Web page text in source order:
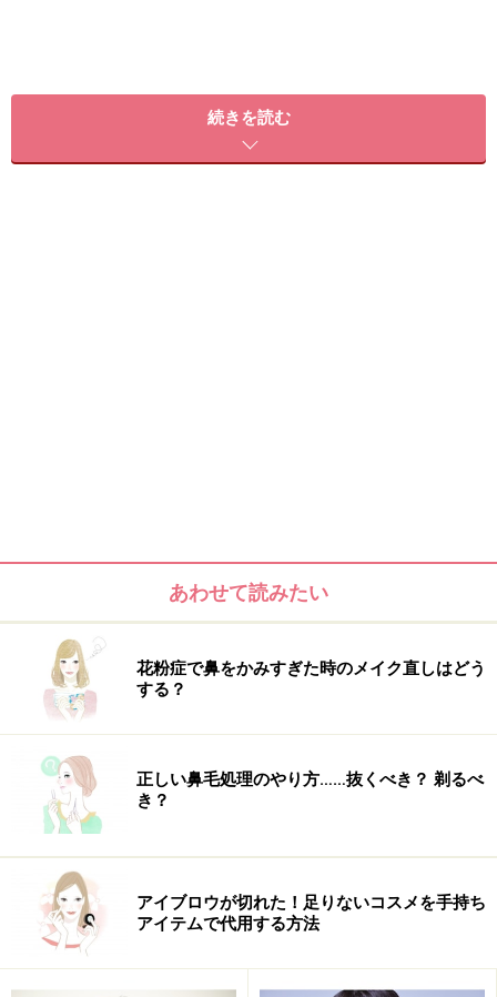
な角質を取るふき取りローションを使うこと。洗顔後、
に。これで下準備OKです。そしてその後に、保湿です。
今度はうるおいを与えるタイプの化粧水をコットンにた
っぷり含ませます。さっと肌につけた後、コットンを2
～3枚にはぎ、口のまわりにペタペタ貼ってコットンパ
ックをします。
続きを読む
あわせて読みたい
花粉症で鼻をかみすぎた時のメイク直しはどう
する？
正しい鼻毛処理のやり方……抜くべき？ 剃るべ
き？
アイブロウが切れた！足りないコスメを手持ち
アイテムで代用する方法